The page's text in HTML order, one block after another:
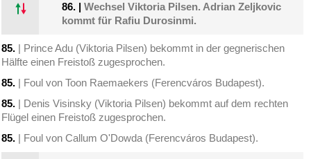
86. |Wechsel Viktoria Pilsen. Adrian Zeljkovic
kommt für Rafiu Durosinmi.
85. | Prince Adu (Viktoria Pilsen) bekommt in der gegnerischen
Hälfte einen Freistoß zugesprochen.
85. | Foul von Toon Raemaekers (Ferencváros Budapest).
85. | Denis Visinsky (Viktoria Pilsen) bekommt auf dem rechten
Flügel einen Freistoß zugesprochen.
85. | Foul von Callum O'Dowda (Ferencváros Budapest).